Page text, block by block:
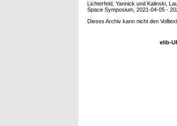
Lichterfeld, Yannick und Kalinski,
Space Symposium, 2021-04-05 -
Dieses Archiv kann nicht den
elib-